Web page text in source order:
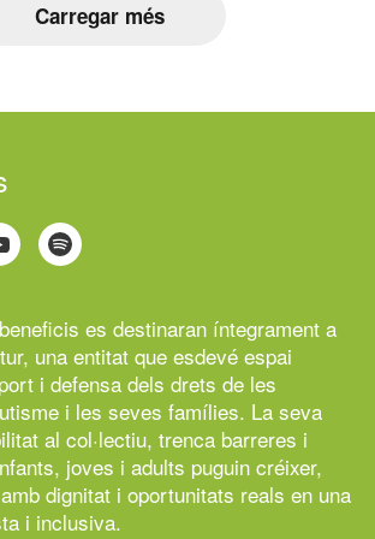
Carregar més
es destinaran íntegrament a
una entitat que esdevé espai
i defensa dels drets de les
i les seves famílies. La seva
al col·lectiu, trenca barreres i
joves i adults puguin créixer,
dignitat i oportunitats reals en una
i inclusiva.